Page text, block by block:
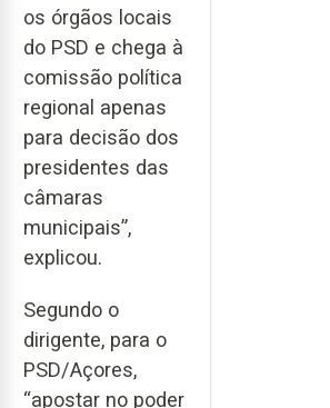
os órgãos locais
do PSD e chega à
comissão política
regional apenas
para decisão dos
presidentes das
câmaras
municipais”,
explicou.
Segundo o
dirigente, para o
PSD/Açores,
“apostar no poder